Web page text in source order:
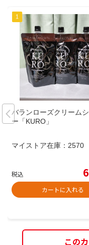
バランローズクリーム
ー「KURO」
マイストア在庫： 2570
税込
カートに入れる
この